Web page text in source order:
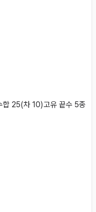
합 25(차 10)고유 끝수 5종